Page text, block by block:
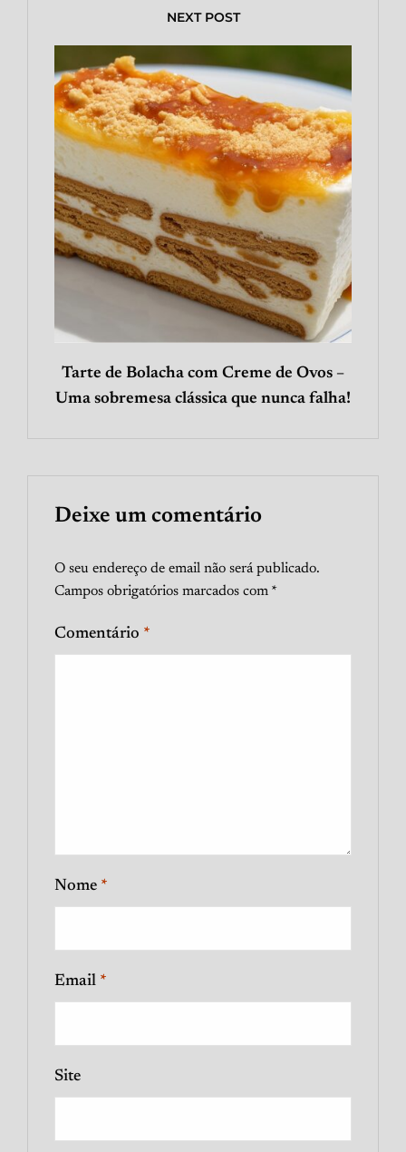
NEXT POST
Tarte de Bolacha com Creme de Ovos –
Uma sobremesa clássica que nunca falha!
Deixe um comentário
O seu endereço de email não será publicado.
Campos obrigatórios marcados com *
Comentário *
Nome *
Email *
Site